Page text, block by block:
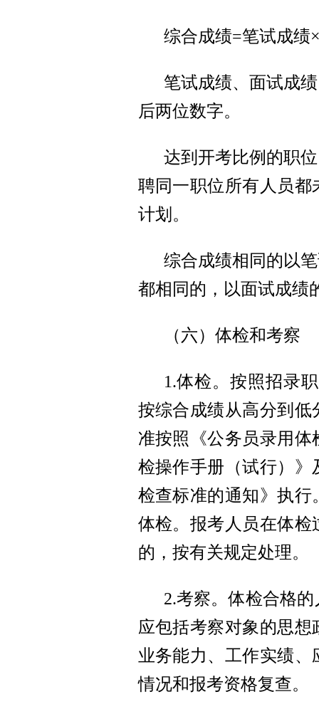
综合成绩=笔试成绩
笔试成绩、面试成
后两位数字。
达到开考比例的职
聘同一职位所有人员
计划。
综合成绩相同的以
都相同的，以面试成绩
（六）体检和考察
1.体检。按照招录
按综合成绩从高分到
准按照《公务员录用
检操作手册（试行）
检查标准的通知》执
体检。报考人员在体
的，按有关规定处理。
2.考察。体检合格
应包括考察对象的思
业务能力、工作实绩
情况和报考资格复查。